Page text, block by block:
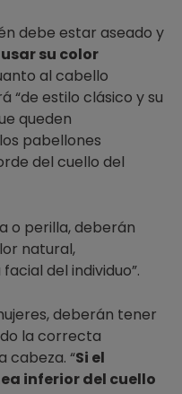
debe estar aseado y
su color
al cabello
“de estilo clásico y su
queden
pabellones
del cuello del
o perilla, deberán
natural,
del individuo”.
deberán tener
la correcta
cabeza. “Si el
inferior del cuello